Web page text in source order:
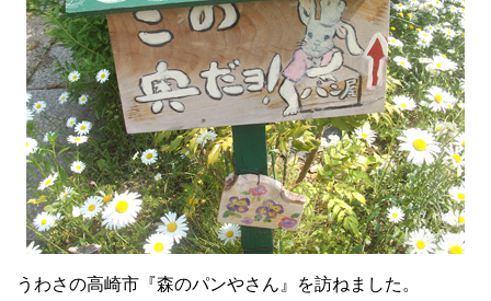
うわさの高崎市『森のパンやさん』を訪ねました。